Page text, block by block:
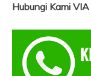
Hubungi Kami